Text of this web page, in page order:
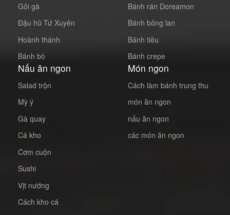
Gỏi gà
Đậu hũ Tứ Xuyên
Hoành thánh
Bánh bò
Bánh rán Doreamon
Bánh bông lan
Bánh tiêu
Bánh crepe
Nấu ăn ngon
Salad trộn
Mỳ ý
Gà quay
Cá kho
Cơm cuộn
Sushi
Vịt nướng
Cách kho cá
Món ngon
Cách làm bánh trung thu
món ăn ngon
nấu ăn ngon
các món ăn ngon